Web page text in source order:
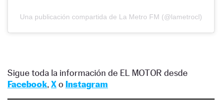
Una publicación compartida de La Metro FM (@lametrocl)
Sigue toda la información de EL MOTOR desde
Facebook, Xo Instagram